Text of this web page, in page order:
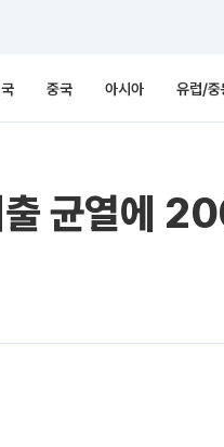
중국 아시아 유럽/중
균열에